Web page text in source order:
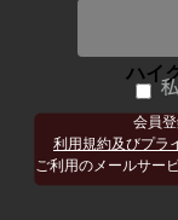
会員
利用規約及びプラ
ご利用のメールサー
子ども
ハイ